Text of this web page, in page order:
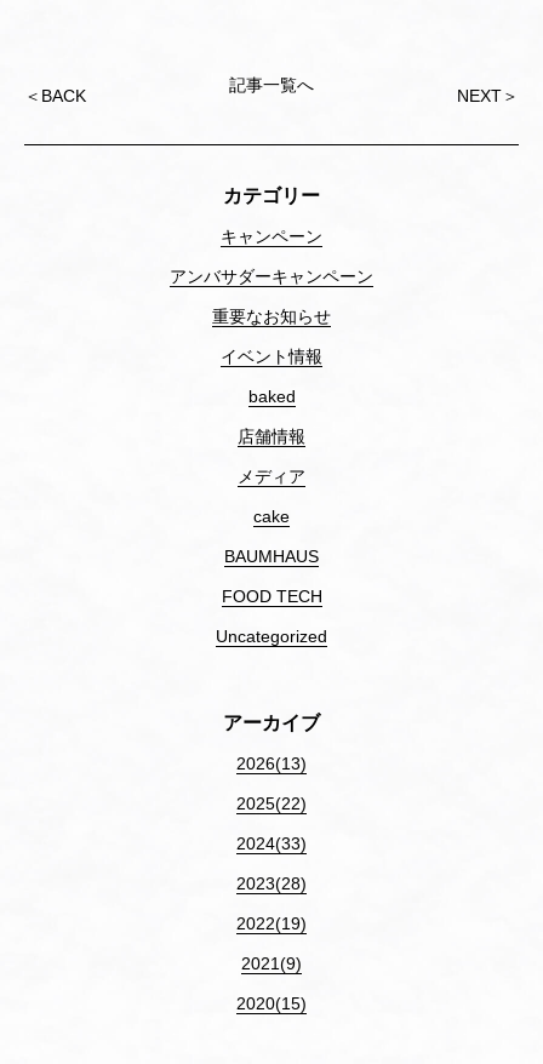
記事一覧へ
Post
＜ BACK NEXT＞
カテゴリー
キャンペーン
アンバサダーキャンペーン
重要なお知らせ
イベント情報
baked
店舗情報
メディア
cake
BAUMHAUS
FOOD TECH
Uncategorized
アーカイブ
2026(13)
2025(22)
2024(33)
2023(28)
2022(19)
2021(9)
2020(15)